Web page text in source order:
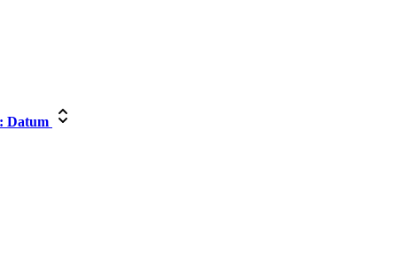
Datum